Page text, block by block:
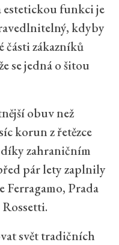
estetickou funkci je
kdyby
části zákazníků
se jedná o šitou
obuv než
korun z řetězce
díky zahraničním
pár lety zaplnily
Ferragamo, Prada
svět tradičních